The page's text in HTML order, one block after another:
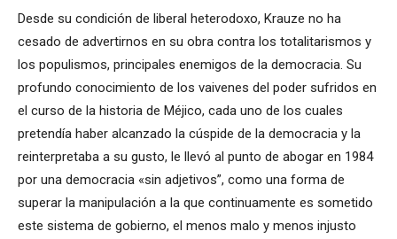
Desde su condición de liberal heterodoxo, Krauze no ha
cesado de advertirnos en su obra contra los totalitarismos y
los populismos, principales enemigos de la democracia. Su
profundo conocimiento de los vaivenes del poder sufridos en
el curso de la historia de Méjico, cada uno de los cuales
pretendía haber alcanzado la cúspide de la democracia y la
reinterpretaba a su gusto, le llevó al punto de abogar en 1984
por una democracia «sin adjetivos”, como una forma de
superar la manipulación a la que continuamente es sometido
este sistema de gobierno, el menos malo y menos injusto